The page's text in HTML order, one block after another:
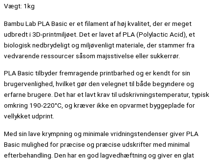
Vægt: 1kg
Bambu Lab PLA Basic er et filament af høj kvalitet, der er meget
udbredt i 3D-printmiljøet. Det er lavet af PLA (Polylactic Acid), et
biologisk nedbrydeligt og miljøvenligt materiale, der stammer fra
vedvarende ressourcer såsom majsstivelse eller sukkerrør.
PLA Basic tilbyder fremragende printbarhed og er kendt for sin
brugervenlighed, hvilket gør den velegnet til både begyndere og
erfarne brugere. Det har et lavt krav til udskrivningstemperatur, typisk
omkring 190-220°C, og kræver ikke en opvarmet byggeplade for
vellykket udprint.
Med sin lave krympning og minimale vridningstendenser giver PLA
Basic mulighed for præcise og præcise udskrifter med minimal
efterbehandling. Den har en god lagvedhæftning og giver en glat